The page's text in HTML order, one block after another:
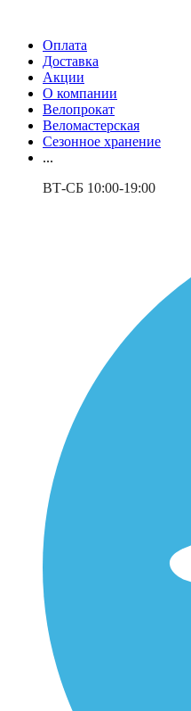
Оплата
Доставка
Акции
О компании
Велопрокат
Веломастерская
Сезонное хранение
...
ВТ-СБ 10:00-19:00